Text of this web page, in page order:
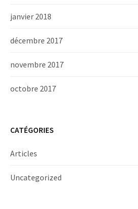
janvier 2018
décembre 2017
novembre 2017
octobre 2017
CATÉGORIES
Articles
Uncategorized